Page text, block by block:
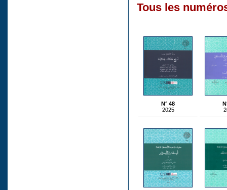
Tous les
N° 48
2025